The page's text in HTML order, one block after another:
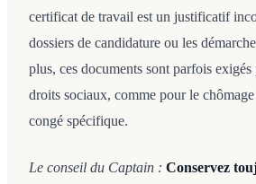
certificat de travail est un justificatif
dossiers de candidature ou les
plus, ces documents sont parfois
droits sociaux, comme pour le
congé spécifique.
Le conseil du Captain : Conservez